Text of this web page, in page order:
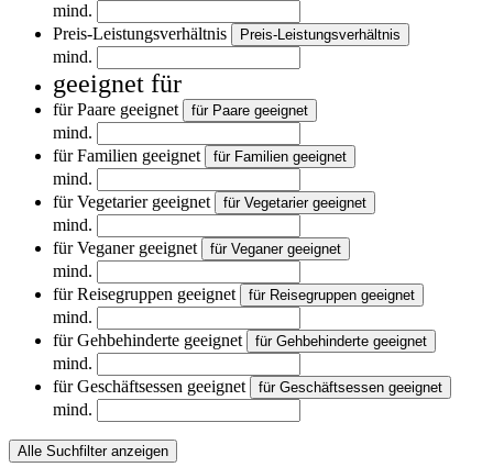
mind.
Preis-Leistungsverhältnis
Preis-Leistungsverhältnis
mind.
geeignet für
für Paare geeignet für Paare geeignet
mind.
für Familien geeignet
für Familien geeignet
mind.
für Vegetarier geeignet
für Vegetarier geeignet
mind.
für Veganer geeignet
für Veganer geeignet
mind.
für Reisegruppen geeignet
für Reisegruppen geeignet
mind.
für Gehbehinderte geeignet
für Gehbehinderte geeignet
mind.
für Geschäftsessen geeignet
für Geschäftsessen geeignet
mind.
Alle Suchfilter anzeigen